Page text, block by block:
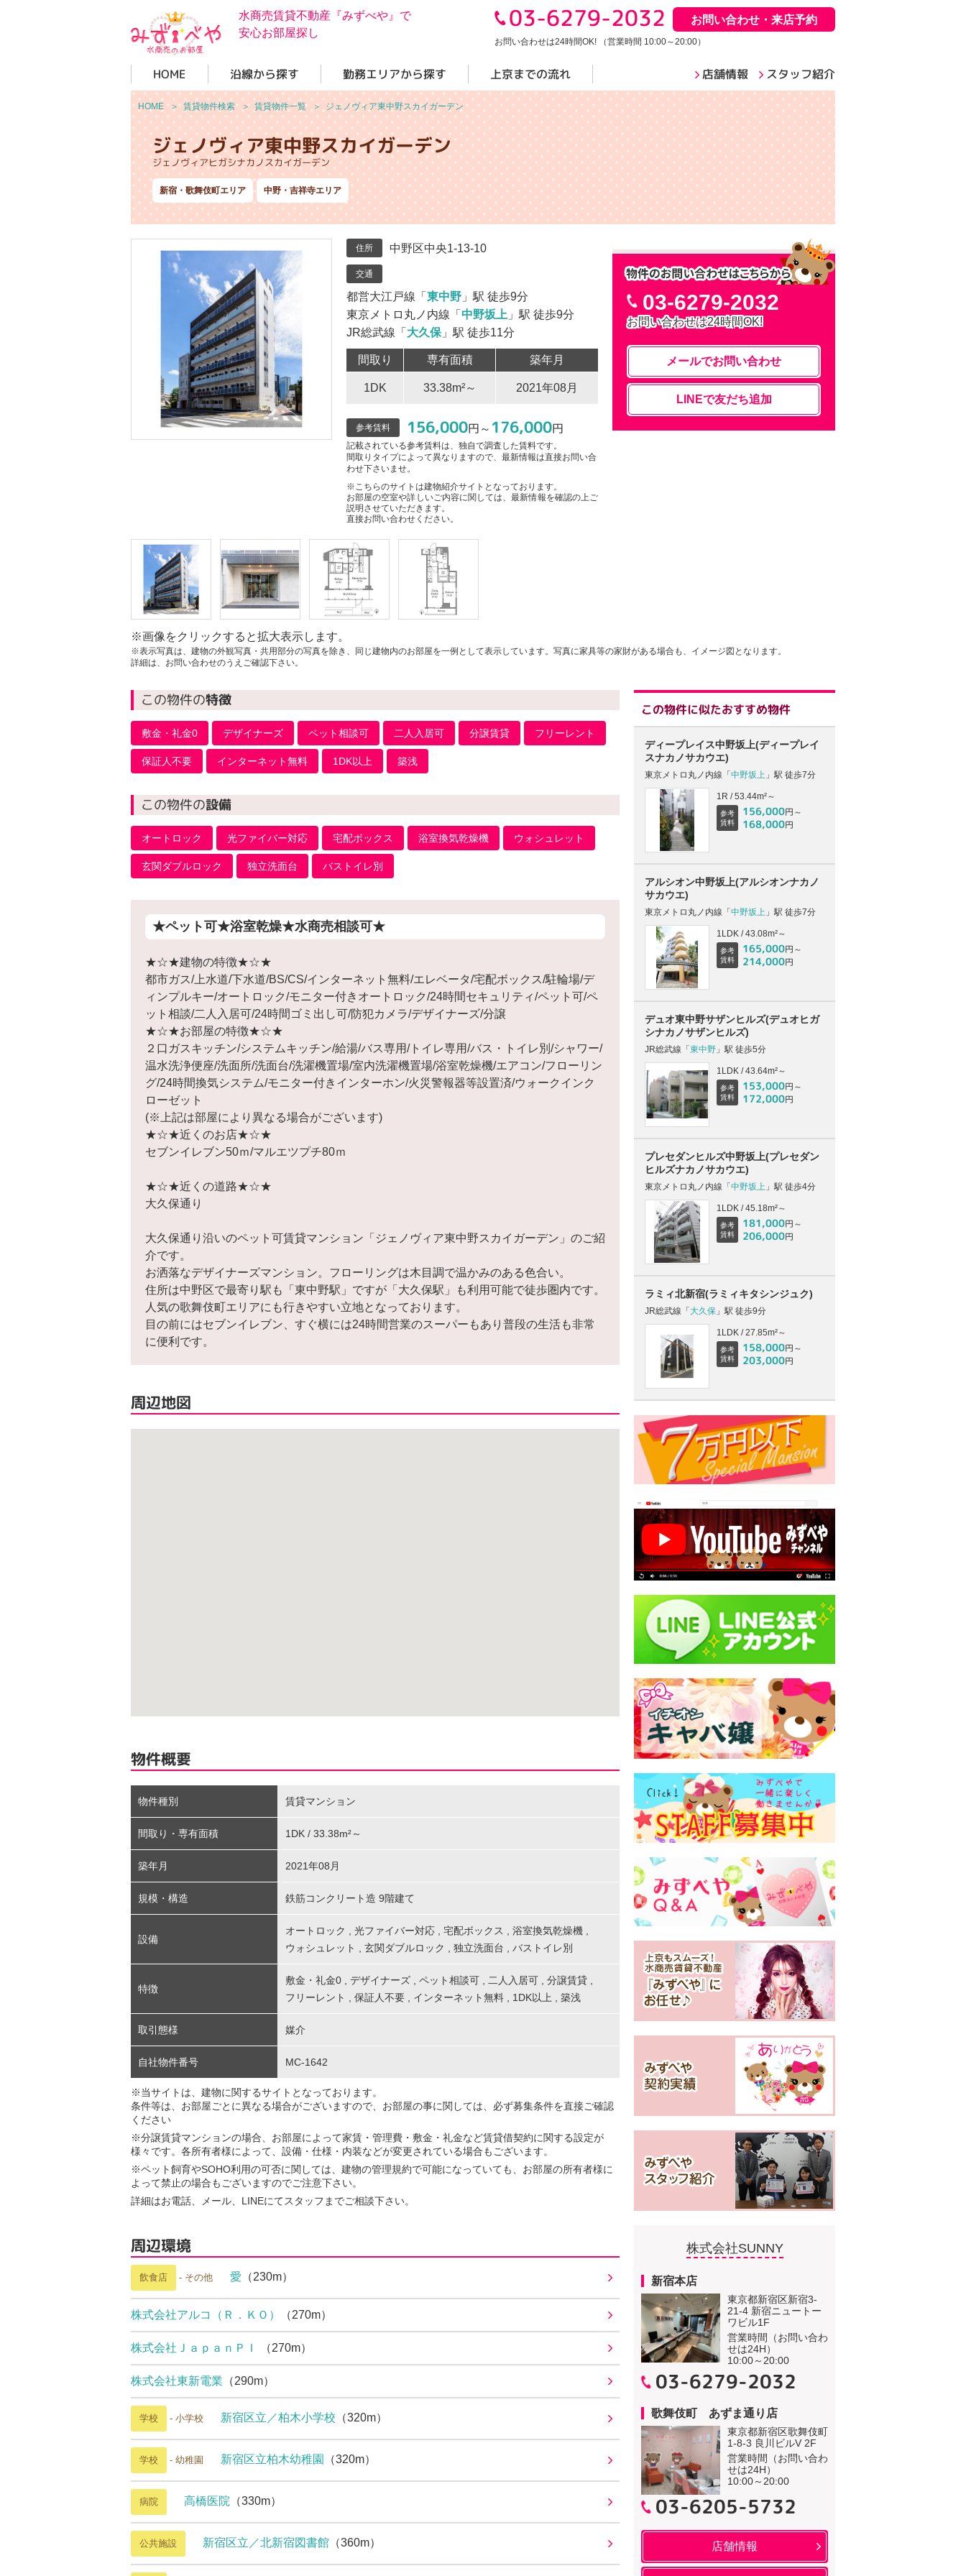
水商売賃貸不動産『みずべや』で
安心お部屋探し
03-6279-2032 お問い合わせ・来店予約
お問い合わせは24時間OK! （営業時間 10:00～20:00）
HOME 沿線から探す 勤務エリアから探す 上京までの流れ 店舗情報 スタッフ紹介
HOME ＞ 賃貸物件検索 ＞ 賃貸物件一覧 ＞ ジェノヴィア東中野スカイガーデン
ジェノヴィア東中野スカイガーデン
ジェノヴィアヒガシナカノスカイガーデン
新宿・歌舞伎町エリア 中野・吉祥寺エリア
住所 中野区中央1-13-10
交通
都営大江戸線「 東中野 」駅 徒歩9分
東京メトロ丸ノ内線「 中野坂上 」駅 徒歩9分
JR総武線「 大久保 」駅 徒歩11分
間取り 専有面積 築年月
1DK 33.38m²～ 2021年08月
参考賃料 156,000円～ 176,000円
記載されている参考賃料は、独自で調査した賃料です。
間取りタイプによって異なりますので、最新情報は直接お問い合
わせ下さいませ。
※こちらのサイトは建物紹介サイトとなっております。
お部屋の空室や詳しいご内容に関しては、最新情報を確認の上ご
説明させていただきます。
直接お問い合わせください。
03-6279-2032
お問い合わせは24時間OK!
メールでお問い合わせ
LINEで友だち追加
※画像をクリックすると拡大表示します。
※表示写真は、建物の外観写真・共用部分の写真を除き、同じ建物内のお部屋を一例として表示しています。写真に家具等の家財がある場合も、イメージ図となります。
詳細は、お問い合わせのうえご確認下さい。
この物件の特徴
敷金・礼金0 デザイナーズ ペット相談可 二人入居可 分譲賃貸 フリーレント
保証人不要 インターネット無料 1DK以上 築浅
この物件の設備
オートロック 光ファイバー対応 宅配ボックス 浴室換気乾燥機 ウォシュレット
玄関ダブルロック 独立洗面台 バストイレ別
★ペット可★浴室乾燥★水商売相談可★
★☆★建物の特徴★☆★
都市ガス/上水道/下水道/BS/CS/インターネット無料/エレベータ/宅配ボックス/駐輪場/デ
ィンプルキー/オートロック/モニター付きオートロック/24時間セキュリティ/ペット可/ペ
ット相談/二人入居可/24時間ゴミ出し可/防犯カメラ/デザイナーズ/分譲
★☆★お部屋の特徴★☆★
２口ガスキッチン/システムキッチン/給湯/バス専用/トイレ専用/バス・トイレ別/シャワー/
温水洗浄便座/洗面所/洗面台/洗濯機置場/室内洗濯機置場/浴室乾燥機/エアコン/フローリン
グ/24時間換気システム/モニター付きインターホン/火災警報器等設置済/ウォークインク
ローゼット
(※上記は部屋により異なる場合がございます)
★☆★近くのお店★☆★
セブンイレブン50ｍ/マルエツプチ80ｍ
★☆★近くの道路★☆★
大久保通り
大久保通り沿いのペット可賃貸マンション「ジェノヴィア東中野スカイガーデン」のご紹
介です。
お洒落なデザイナーズマンション。フローリングは木目調で温かみのある色合い。
住所は中野区で最寄り駅も「東中野駅」ですが「大久保駅」も利用可能で徒歩圏内です。
人気の歌舞伎町エリアにも行きやすい立地となっております。
目の前にはセブンイレブン、すぐ横には24時間営業のスーパーもあり普段の生活も非常
に便利です。
周辺地図
物件概要
物件種別 賃貸マンション
間取り・専有面積 1DK / 33.38m²～
築年月 2021年08月
規模・構造 鉄筋コンクリート造 9階建て
設備
オートロック 光ファイバー対応 宅配ボックス 浴室換気乾燥機
ウォシュレット
玄関ダブルロック 独立洗面台 バストイレ別
特徴
敷金・礼金0 デザイナーズ ペット相談可 二人入居可 分譲賃貸
フリーレント
保証人不要 インターネット無料 1DK以上 築浅
取引態様 媒介
自社物件番号 MC-1642
※当サイトは、建物に関するサイトとなっております。
条件等は、お部屋ごとに異なる場合がございますので、お部屋の事に関しては、必ず募集条件を直接ご確認
ください
※分譲賃貸マンションの場合、お部屋によって家賃・管理費・敷金・礼金など賃貸借契約に関する設定が
様々です。各所有者様によって、設備・仕様・内装などが変更されている場合もございます。
※ペット飼育やSOHO利用の可否に関しては、建物の管理規約で可能になっていても、お部屋の所有者様に
よって禁止の場合もございますのでご注意下さい。
詳細はお電話、メール、LINEにてスタッフまでご相談下さい。
周辺環境
飲食店 - その他 愛 （230m）
株式会社アルコ（Ｒ．ＫＯ） （270m）
株式会社ＪａｐａｎＰＩ （270m）
株式会社東新電業 （290m）
学校 - 小学校 新宿区立／柏木小学校 （320m）
学校 - 幼稚園 新宿区立柏木幼稚園 （320m）
病院 高橋医院 （330m）
公共施設 新宿区立／北新宿図書館 （360m）
この物件に似たおすすめ物件
ディープレイス中野坂上(ディープレイ
スナカノサカウエ)
東京メトロ丸ノ内線「中野坂上 」駅 徒歩7分
1R / 53.44m²～
参考
賃料
156,000円～
168,000円
アルシオン中野坂上(アルシオンナカノ
サカウエ)
東京メトロ丸ノ内線「中野坂上 」駅 徒歩7分
1LDK / 43.08m²～
参考
賃料
165,000円～
214,000円
デュオ東中野サザンヒルズ(デュオヒガ
シナカノサザンヒルズ)
JR総武線「東中野 」駅 徒歩5分
1LDK / 43.64m²～
参考
賃料
153,000円～
172,000円
プレセダンヒルズ中野坂上(プレセダン
ヒルズナカノサカウエ)
東京メトロ丸ノ内線「中野坂上 」駅 徒歩4分
1LDK / 45.18m²～
参考
賃料
181,000円～
206,000円
ラミィ北新宿(ラミィキタシンジュク)
JR総武線「大久保 」駅 徒歩9分
1LDK / 27.85m²～
参考
賃料
158,000円～
203,000円
株式会社SUNNY
新宿本店
東京都新宿区新宿3-
21-4 新宿ニュートー
ワビル1F
営業時間（お問い合わ
せは24H）
10:00～20:00
03-6279-2032
歌舞伎町 あずま通り店
東京都新宿区歌舞伎町
1-8-3 良川ビルV 2F
営業時間（お問い合わ
せは24H）
10:00～20:00
03-6205-5732
店舗情報